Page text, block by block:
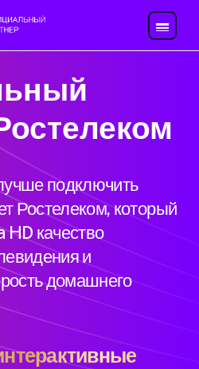
подключить
Ростелеком, который
HD качество
и
домашнего